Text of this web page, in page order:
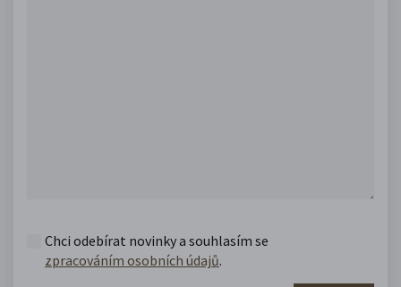
Chci odebírat novinky a souhlasím se
zpracováním osobních údajů.